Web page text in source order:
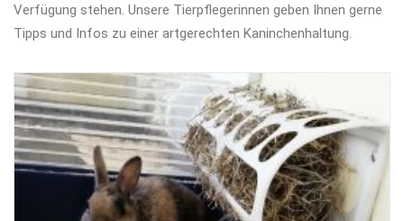
Verfügung stehen. Unsere Tierpflegerinnen geben Ihnen gerne
Tipps und Infos zu einer artgerechten Kaninchenhaltung.